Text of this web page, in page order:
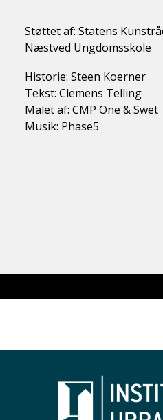
Støttet af: Statens
Næstved Ungdomsskole
Historie: Steen Koerner
Tekst: Clemens Telling
Malet af: CMP One & Swet
Musik: Phase5